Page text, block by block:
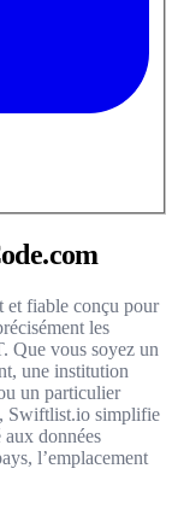
fiable conçu pour
les
Que vous soyez un
une institution
un particulier
Swiftlist.io simplifie
aux données
l’emplacement